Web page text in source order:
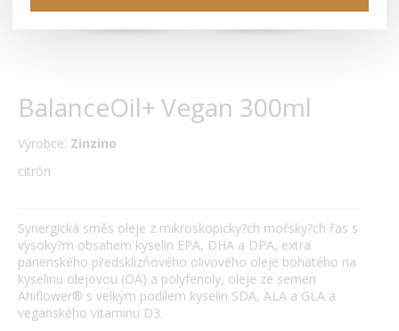
BalanceOil+ Vegan 300ml
Výrobce: Zinzino
citrón
Synergická směs oleje z mikroskopicky?ch mořsky?ch řas s
vysoky?m obsahem kyselin EPA, DHA a DPA, extra
panenského předsklizňového olivového oleje bohatého na
kyselinu olejovou (OA) a polyfenoly, oleje ze semen
Ahiflower® s velkým podílem kyselin SDA, ALA a GLA a
veganského vitaminu D3.